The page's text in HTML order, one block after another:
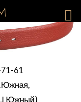
61
Южный)